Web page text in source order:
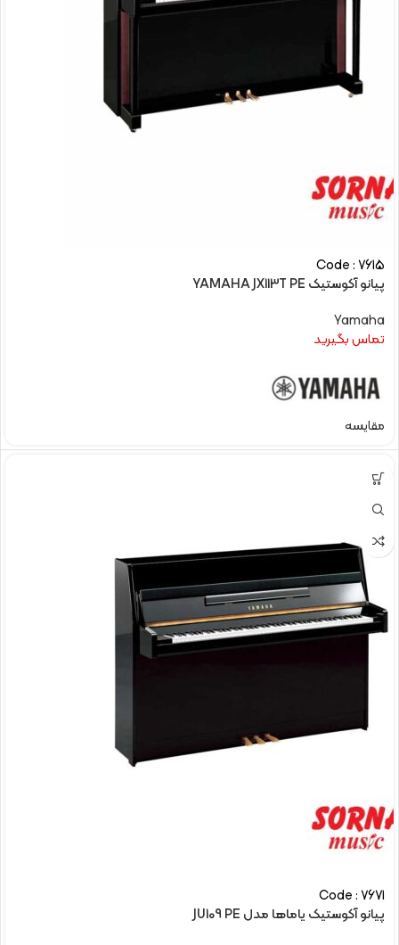
Code : 7615
پیانو آکوستیک YAMAHA JX113T PE
Yamaha
تماس بگیرید
مقایسه
Code : 7671
پیانو آکوستیک یاماها مدل JU109 PE